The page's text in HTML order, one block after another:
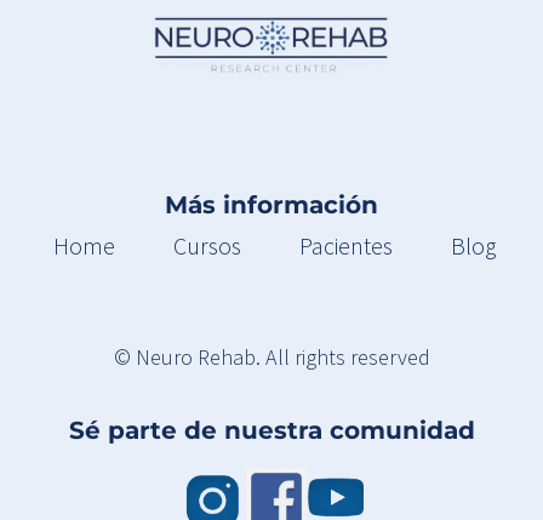
Más información
Home
Cursos Pacientes Blog
© Neuro Rehab. All rights reserved
Sé parte de nuestra comunidad